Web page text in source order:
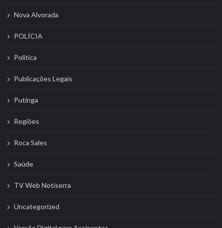
Nova Alvorada
POLÍCIA
Politíca
Publicações Legais
Putinga
Regiões
Roca Sales
Saúde
TV Web Notiserra
Uncategorized